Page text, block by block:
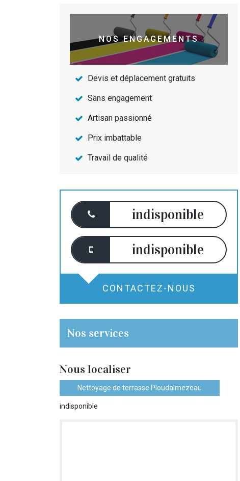
NOS ENGAGEMENTS
Devis et déplacement gratuits
Sans engagement
Artisan passionné
Prix imbattable
Travail de qualité
indisponible
indisponible
CONTACTEZ-NOUS
Nos services
Nous localiser
Nettoyage de terrasse Ploudalmezeau
indisponible